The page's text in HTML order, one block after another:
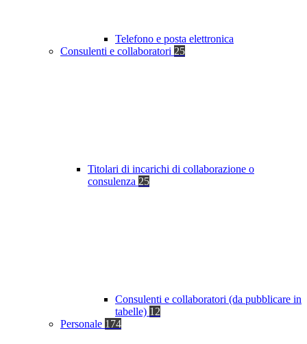
Telefono e posta elettronica
Consulenti e collaboratori 25
Titolari di incarichi di collaborazione o
consulenza 25
Consulenti e collaboratori (da pubblicare in
tabelle) 12
Personale 174